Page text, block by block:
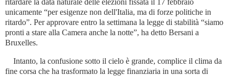
unicamente “per esigenze non dell'Italia, ma di forze politiche in
ritardo”. Per approvare entro la settimana la legge di stabilità “siamo
pronti a stare alla Camera anche la notte”, ha detto Bersani a
Bruxelles.
Intanto, la confusione sotto il cielo è grande, complice il clima da
fine corsa che ha trasformato la legge finanziaria in una sorta di